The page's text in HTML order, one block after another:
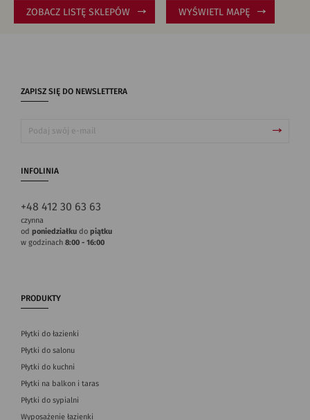
ZOBACZ LISTĘ SKLEPÓW WYŚWIETL MAPĘ
ZAPISZ SIĘ DO NEWSLETTERA
INFOLINIA
+48 412 30 63 63
czynna
od poniedziałku do piątku
w godzinach 8:00 - 16:00
PRODUKTY
Płytki do łazienki
Płytki do salonu
Płytki do kuchni
Płytki na balkon i taras
Płytki do sypialni
Wyposażenie łazienki